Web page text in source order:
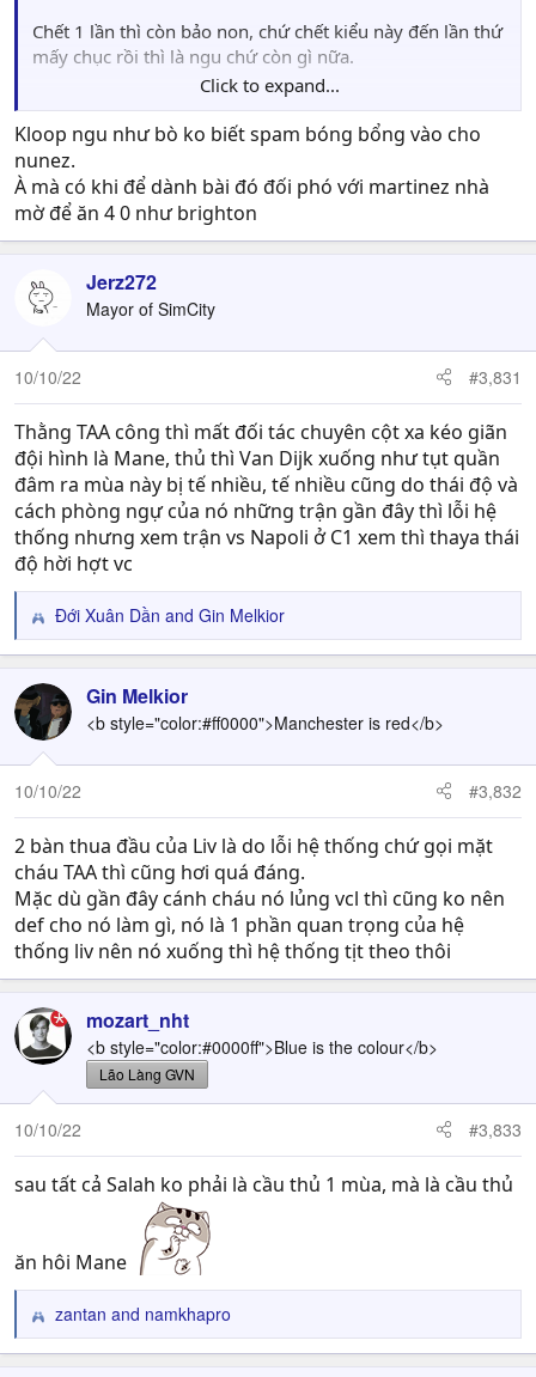
Chết 1 lần thì còn bảo non, chứ chết kiểu này đến lần thứ
mấy chục rồi thì là ngu chứ còn gì nữa.
Cứ đá thế này Liverpool nó thắng chắc, cứ thong dong ép
sân rồi chờ Nunez đánh đầu ghi bàn thôi, nên nhớ còn
bài tạt cho Nunez đánh đầu nó chưa hề có xài nha, chờ
xem.
Click to expand...
Kloop ngu như bò ko biết spam bóng bổng vào cho
nunez.
À mà có khi để dành bài đó đối phó với martinez nhà
mờ để ăn 4 0 như brighton
Jerz272
Mayor of SimCity
10/10/22 #3,831
Thằng TAA công thì mất đối tác chuyên cột xa kéo giãn
đội hình là Mane, thủ thì Van Dijk xuống như tụt quần
đâm ra mùa này bị tế nhiều, tế nhiều cũng do thái độ và
cách phòng ngự của nó những trận gần đây thì lỗi hệ
thống nhưng xem trận vs Napoli ở C1 xem thì thaya thái
độ hời hợt vc
R
e
c
t
i
o
n
s
Đới Xuân Dần and Gin Melkior
Gin Melkior
<b style="color:#ff0000">Manchester is red</b>
10/10/22 #3,832
2 bàn thua đầu của Liv là do lỗi hệ thống chứ gọi mặt
cháu TAA thì cũng hơi quá đáng.
Mặc dù gần đây cánh cháu nó lủng vcl thì cũng ko nên
def cho nó làm gì, nó là 1 phần quan trọng của hệ
thống liv nên nó xuống thì hệ thống tịt theo thôi
mozart_nht
<b style="color:#0000ff">Blue is the colour</b>
Lão Làng GVN
10/10/22 #3,833
sau tất cả Salah ko phải là cầu thủ 1 mùa, mà là cầu thủ
ăn hôi Mane
R
e
zantan and namkhapro